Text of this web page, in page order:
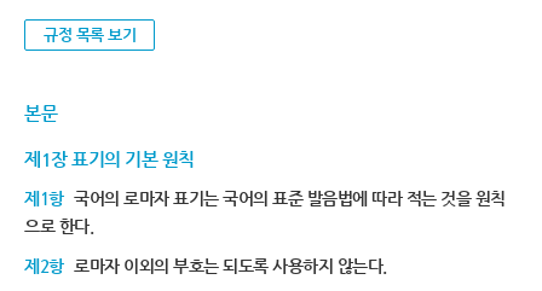
규정 목록 보기
본문
제1장 표기의 기본 원칙
제1항 국어의 로마자 표기는 국어의 표준 발음법에 따라 적는 것을 원칙
으로 한다.
제2항 로마자 이외의 부호는 되도록 사용하지 않는다.